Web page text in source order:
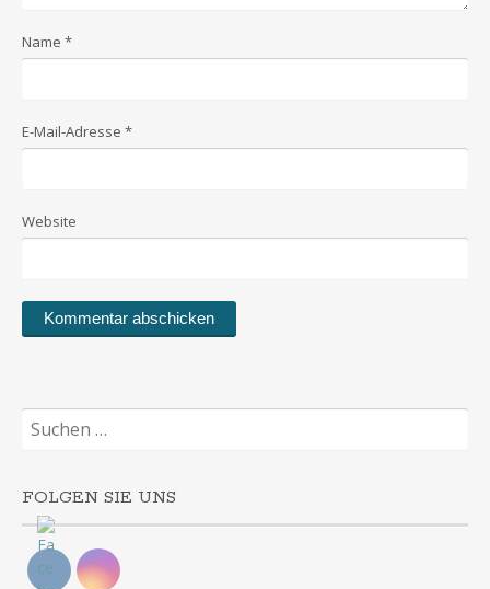
Name *
E-Mail-Adresse *
Website
Suchen
nach:
FOLGEN SIE UNS